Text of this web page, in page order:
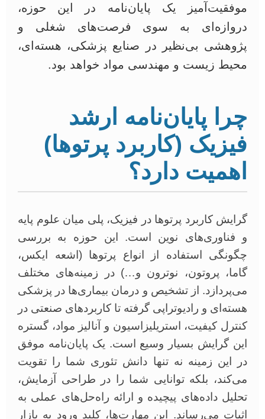
موفقیت‌آمیز یک پایان‌نامه در این حوزه،
دروازه‌ای به سوی فرصت‌های شغلی و
پژوهشی بی‌نظیر در صنایع پزشکی، هسته‌ای،
محیط زیست و مهندسی مواد خواهد بود.
چرا پایان‌نامه ارشد
فیزیک (کاربرد پرتوها)
اهمیت دارد؟
گرایش کاربرد پرتوها در فیزیک، پلی میان علوم پایه
و فناوری‌های نوین است. این حوزه به بررسی
چگونگی استفاده از انواع پرتوها (اشعه ایکس،
گاما، پروتون، نوترون و…) در زمینه‌های مختلف
می‌پردازد. از تشخیص و درمان بیماری‌ها در پزشکی
هسته‌ای و رادیوتراپی گرفته تا کاربردهای صنعتی در
کنترل کیفیت، استریلیزاسیون و آنالیز مواد، گستره
این گرایش بسیار وسیع است. یک پایان‌نامه موفق
در این زمینه نه تنها دانش تئوری شما را تقویت
می‌کند، بلکه توانایی شما را در طراحی آزمایش،
تحلیل داده‌های پیچیده و ارائه راه‌حل‌های عملی به
اثبات می‌رساند. این مهارت‌ها، کلید ورود به بازار